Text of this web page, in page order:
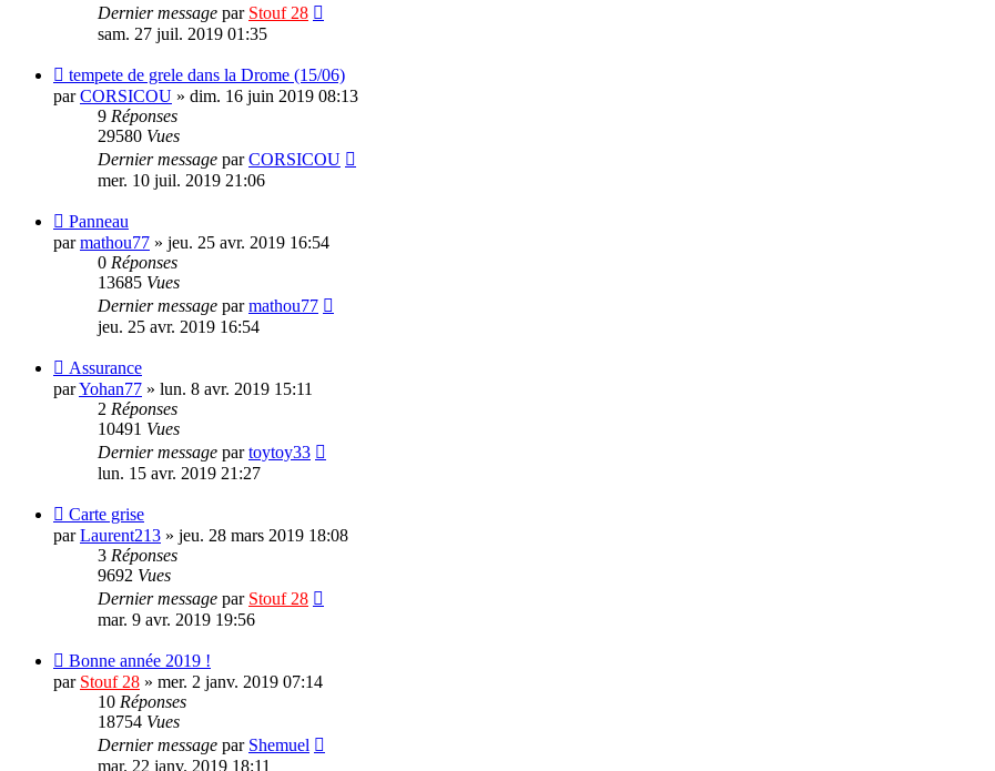
Dernier message par Stouf 28
sam. 27 juil. 2019 01:35
tempete de grele dans la Drome (15/06)
parCORSICOU » dim. 16 juin 2019 08:13
9 Réponses
29580 Vues
Dernier message parCORSICOU
mer. 10 juil. 2019 21:06
Panneau
parmathou77 » jeu. 25 avr. 2019 16:54
0 Réponses
13685 Vues
Dernier message parmathou77
jeu. 25 avr. 2019 16:54
Assurance
parYohan77 » lun. 8 avr. 2019 15:11
2 Réponses
10491 Vues
Dernier message partoytoy33
lun. 15 avr. 2019 21:27
Carte grise
parLaurent213 » jeu. 28 mars 2019 18:08
3 Réponses
9692 Vues
Dernier message par Stouf 28
mar. 9 avr. 2019 19:56
Bonne année 2019 !
par Stouf 28 » mer. 2 janv. 2019 07:14
10 Réponses
18754 Vues
Dernier message par Shemuel
mar. 22 janv. 2019 18:11